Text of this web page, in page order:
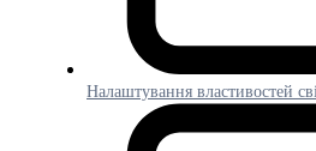
Налаштування властивостей